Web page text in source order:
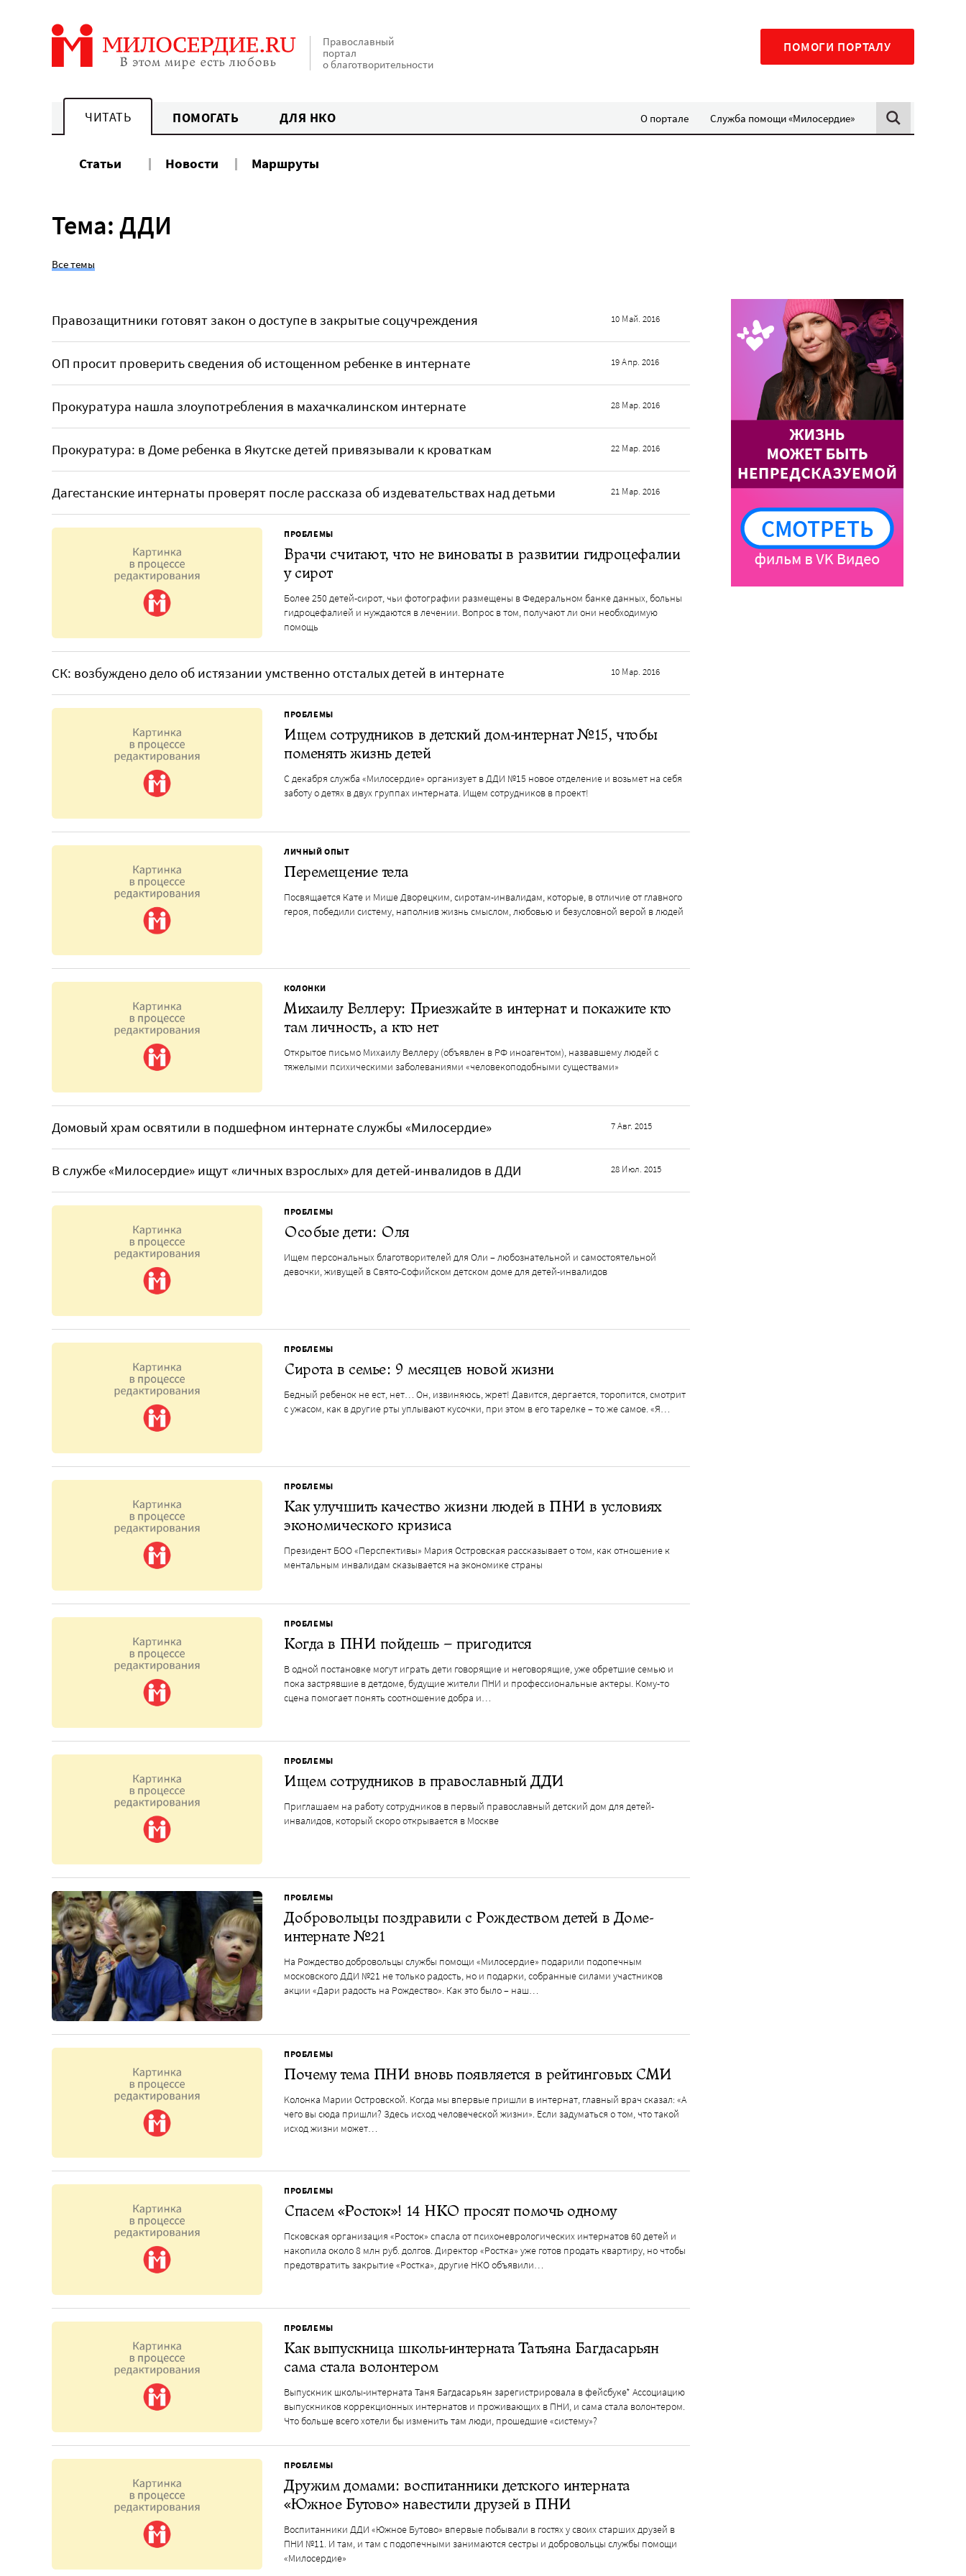
Православный
портал
о благотворительности
ПОМОГИ ПОРТАЛУ
ЧИТАТЬ ПОМОГАТЬ ДЛЯ НКО О портале Служба помощи «Милосердие»
Статьи Новости Маршруты
Тема: ДДИ
Все темы
Правозащитники готовят закон о доступе в закрытые соцучреждения 10 Май. 2016
ОП просит проверить сведения об истощенном ребенке в интернате 19 Апр. 2016
Прокуратура нашла злоупотребления в махачкалинском интернате 28 Мар. 2016
Прокуратура: в Доме ребенка в Якутске детей привязывали к кроваткам 22 Мар. 2016
Дагестанские интернаты проверят после рассказа об издевательствах над детьми 21 Мар. 2016
ПРОБЛЕМЫ
Врачи считают, что не виноваты в развитии гидроцефалии
у сирот
Более 250 детей-сирот, чьи фотографии размещены в Федеральном банке данных, больны
гидроцефалией и нуждаются в лечении. Вопрос в том, получают ли они необходимую
помощь
СК: возбуждено дело об истязании умственно отсталых детей в интернате 10 Мар. 2016
ПРОБЛЕМЫ
Ищем сотрудников в детский дом-интернат №15, чтобы
поменять жизнь детей
С декабря служба «Милосердие» организует в ДДИ №15 новое отделение и возьмет на себя
заботу о детях в двух группах интерната. Ищем сотрудников в проект!
ЛИЧНЫЙ ОПЫТ
Перемещение тела
Посвящается Кате и Мише Дворецким, сиротам-инвалидам, которые, в отличие от главного
героя, победили систему, наполнив жизнь смыслом, любовью и безусловной верой в людей
КОЛОНКИ
Михаилу Веллеру: Приезжайте в интернат и покажите кто
там личность, а кто нет
Открытое письмо Михаилу Веллеру (объявлен в РФ иноагентом), назвавшему людей с
тяжелыми психическими заболеваниями «человекоподобными существами»
Домовый храм освятили в подшефном интернате службы «Милосердие» 7 Авг. 2015
В службе «Милосердие» ищут «личных взрослых» для детей-инвалидов в ДДИ 28 Июл. 2015
ПРОБЛЕМЫ
Особые дети: Оля
Ищем персональных благотворителей для Оли – любознательной и самостоятельной
девочки, живущей в Свято-Софийском детском доме для детей-инвалидов
ПРОБЛЕМЫ
Сирота в семье: 9 месяцев новой жизни
Бедный ребенок не ест, нет… Он, извиняюсь, жрет! Давится, дергается, торопится, смотрит
с ужасом, как в другие рты уплывают кусочки, при этом в его тарелке – то же самое. «Я…
ПРОБЛЕМЫ
Как улучшить качество жизни людей в ПНИ в условиях
экономического кризиса
Президент БОО «Перспективы» Мария Островская рассказывает о том, как отношение к
ментальным инвалидам сказывается на экономике страны
ПРОБЛЕМЫ
Когда в ПНИ пойдешь – пригодится
В одной постановке могут играть дети говорящие и неговорящие, уже обретшие семью и
пока застрявшие в детдоме, будущие жители ПНИ и профессиональные актеры. Кому-то
сцена помогает понять соотношение добра и…
ПРОБЛЕМЫ
Ищем сотрудников в православный ДДИ
Приглашаем на работу сотрудников в первый православный детский дом для детей-
инвалидов, который скоро открывается в Москве
ПРОБЛЕМЫ
Добровольцы поздравили с Рождеством детей в Доме-
интернате №21
На Рождество добровольцы службы помощи «Милосердие» подарили подопечным
московского ДДИ №21 не только радость, но и подарки, собранные силами участников
акции «Дари радость на Рождество». Как это было – наш…
ПРОБЛЕМЫ
Почему тема ПНИ вновь появляется в рейтинговых СМИ
Kолонка Марии Островской. Когда мы впервые пришли в интернат, главный врач сказал: «А
чего вы сюда пришли? Здесь исход человеческой жизни». Если задуматься о том, что такой
исход жизни может…
ПРОБЛЕМЫ
Спасем «Росток»! 14 НКО просят помочь одному
Псковская организация «Росток» спасла от психоневрологических интернатов 60 детей и
накопила около 8 млн руб. долгов. Директор «Ростка» уже готов продать квартиру, но чтобы
предотвратить закрытие «Ростка», другие НКО объявили…
ПРОБЛЕМЫ
Как выпускница школы-интерната Татьяна Багдасарьян
сама стала волонтером
Выпускник школы-интерната Таня Багдасарьян зарегистрировала в фейсбуке* Ассоциацию
выпускников коррекционных интернатов и проживающих в ПНИ, и сама стала волонтером.
Что больше всего хотели бы изменить там люди, прошедшие «систему»?
ПРОБЛЕМЫ
Дружим домами: воспитанники детского интерната
«Южное Бутово» навестили друзей в ПНИ
Воспитанники ДДИ «Южное Бутово» впервые побывали в гостях у своих старших друзей в
ПНИ №11. И там, и там с подопечными занимаются сестры и добровольцы службы помощи
«Милосердие»